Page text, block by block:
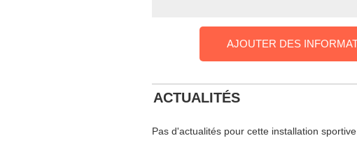
AJOUTER DES
ACTUALITÉS
Pas d'actualités pour cette installation sportive